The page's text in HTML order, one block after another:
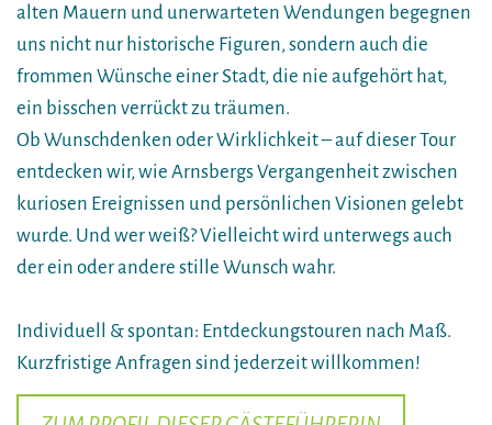
alten Mauern und unerwarteten Wendungen begegnen
uns nicht nur historische Figuren, sondern auch die
frommen Wünsche einer Stadt, die nie aufgehört hat,
ein bisschen verrückt zu träumen.
Ob Wunschdenken oder Wirklichkeit – auf dieser Tour
entdecken wir, wie Arnsbergs Vergangenheit zwischen
kuriosen Ereignissen und persönlichen Visionen gelebt
wurde. Und wer weiß? Vielleicht wird unterwegs auch
der ein oder andere stille Wunsch wahr.
Individuell & spontan: Entdeckungstouren nach Maß.
Kurzfristige Anfragen sind jederzeit willkommen!